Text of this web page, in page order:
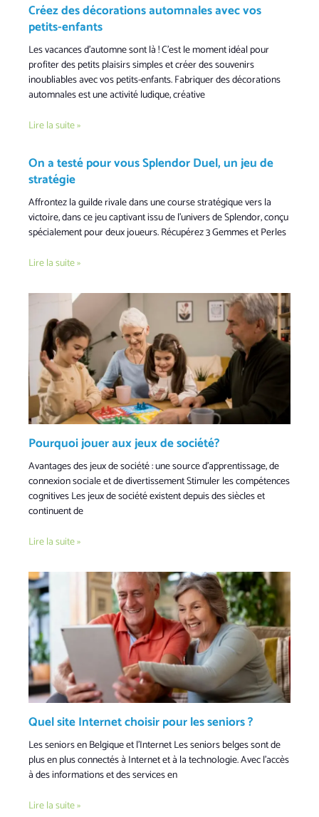
Créez des décorations automnales avec vos
petits-enfants
Les vacances d’automne sont là ! C’est le moment idéal pour
profiter des petits plaisirs simples et créer des souvenirs
inoubliables avec vos petits-enfants. Fabriquer des décorations
automnales est une activité ludique, créative
Lire la suite »
On a testé pour vous Splendor Duel, un jeu de
stratégie
Affrontez la guilde rivale dans une course stratégique vers la
victoire, dans ce jeu captivant issu de l’univers de Splendor, conçu
spécialement pour deux joueurs. Récupérez 3 Gemmes et Perles
Lire la suite »
Pourquoi jouer aux jeux de société?
Avantages des jeux de société : une source d’apprentissage, de
connexion sociale et de divertissement Stimuler les compétences
cognitives Les jeux de société existent depuis des siècles et
continuent de
Lire la suite »
Quel site Internet choisir pour les seniors ?
Les seniors en Belgique et l’Internet Les seniors belges sont de
plus en plus connectés à Internet et à la technologie. Avec l’accès
à des informations et des services en
Lire la suite »